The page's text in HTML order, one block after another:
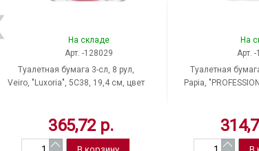
На складе
Арт. -128029
Туалетная бумага 3-сл, 8 рул,
Veiro, "Luxoria", 5С38, 19,4 см, цвет
365,72 р.
На
Арт. -
Туалетная
Papia,